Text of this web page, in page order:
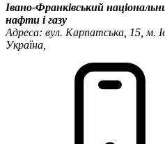
Івано-Франківський
нафти і газу
Адреса: вул. Карпатська, 15, м.
Україна,